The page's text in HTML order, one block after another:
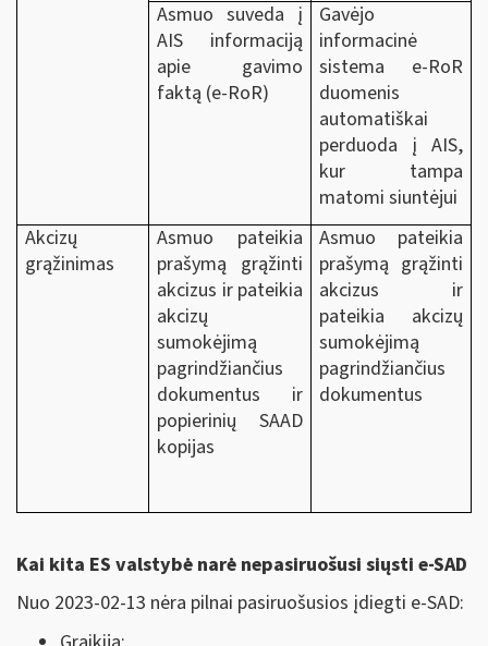
Asmuo suveda į
AIS informaciją
apie gavimo
faktą (e-RoR)
Gavėjo
informacinė
sistema e-RoR
duomenis
automatiškai
perduoda į AIS,
kur tampa
matomi siuntėjui
Akcizų
grąžinimas
Asmuo pateikia
prašymą grąžinti
akcizus ir pateikia
akcizų
sumokėjimą
pagrindžiančius
dokumentus ir
popierinių SAAD
kopijas
Asmuo pateikia
prašymą grąžinti
akcizus ir
pateikia akcizų
sumokėjimą
pagrindžiančius
dokumentus
Kai kita ES valstybė narė nepasiruošusi siųsti e-SAD
Nuo 2023-02-13 nėra pilnai pasiruošusios įdiegti e-SAD: